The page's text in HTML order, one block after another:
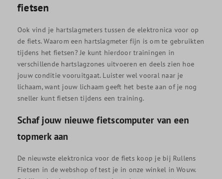
fietsen
Ook vind je hartslagmeters tussen de elektronica voor op
de fiets. Waarom een hartslagmeter fijn is om te gebruikten
tijdens het fietsen? Je kunt hierdoor trainingen in
verschillende hartslagzones uitvoeren en deels zien hoe
jouw conditie vooruitgaat. Luister wel vooral naar je
lichaam, want jouw lichaam geeft het beste aan of je nog
sneller kunt fietsen tijdens een training.
Schaf jouw nieuwe fietscomputer van een
topmerk aan
De nieuwste elektronica voor de fiets koop je bij Rullens
Fietsen in de webshop of test je in onze winkel in Wouw.